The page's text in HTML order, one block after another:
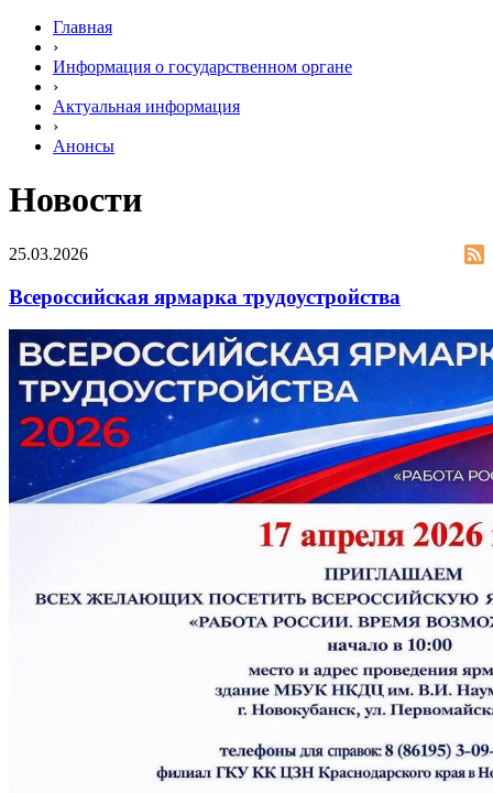
Главная
›
Информация о государственном органе
›
Актуальная информация
›
Анонсы
Новости
25.03.2026
Всероссийская ярмарка трудоустройства